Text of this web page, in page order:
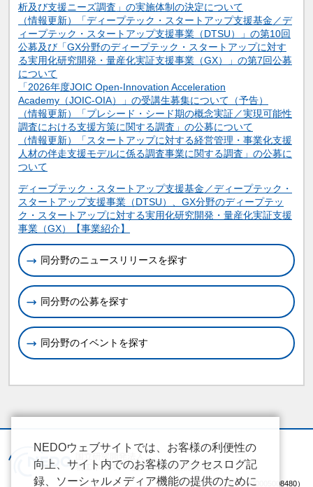
析及び支援ニーズ調査」の実施体制の決定について
（情報更新）「ディープテック・スタートアップ支援基金／デ
ィープテック・スタートアップ支援事業（DTSU）」の第10回
公募及び「GX分野のディープテック・スタートアップに対す
る実用化研究開発・量産化実証支援事業（GX）」の第7回公募
について
「2026年度JOIC Open-Innovation Acceleration
Academy（JOIC-OIA）」の受講生募集について（予告）
（情報更新）「プレシード・シード期の概念実証／実現可能性
調査における支援方策に関する調査」の公募について
（情報更新）「スタートアップに対する経営管理・事業化支援
人材の伴走支援モデルに係る調査事業に関する調査」の公募に
ついて
関連情報
ディープテック・スタートアップ支援基金／ディープテック・
スタートアップ支援事業（DTSU）、GX分野のディープテッ
ク・スタートアップに対する実用化研究開発・量産化実証支援
事業（GX）【事業紹介】
同分野のニュースリリースを探す
同分野の公募を探す
同分野のイベントを探す
（法人番号 2020005008480）
NEDOウェブサイトでは、お客様の利便性の
向上、サイト内でのお客様のアクセスログ記
録、ソーシャルメディア機能の提供のために